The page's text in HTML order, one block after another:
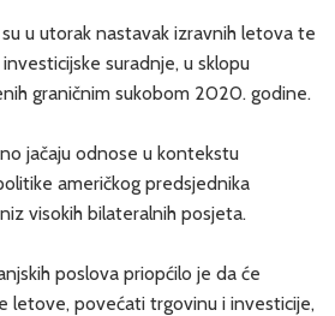
u utorak nastavak izravnih letova te
suradnje, u sklopu
graničnim sukobom 2020. godine.
jačaju odnose u kontekstu
američkog predsjednika
visokih bilateralnih posjeta.
poslova priopćilo je da će
letove, povećati trgovinu i investicije,